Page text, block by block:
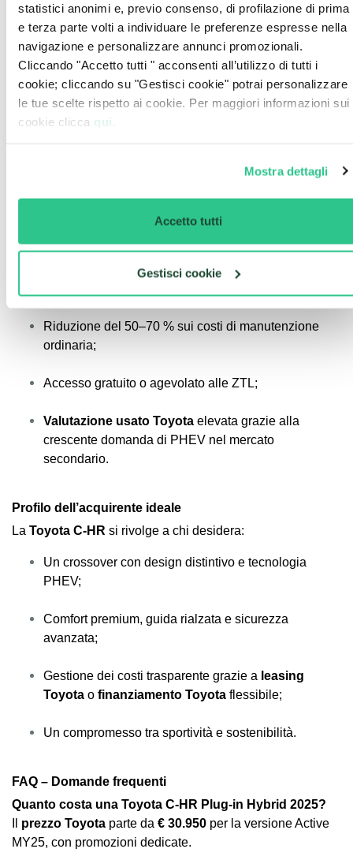
statistici anonimi e, previo consenso, di profilazione di prima
e terza parte volti a individuare le preferenze espresse nella
navigazione e personalizzare annunci promozionali.
Cliccando "Accetto tutti " acconsenti all’utilizzo di tutti i
cookie; cliccando su "Gestisci cookie" potrai personalizzare
le tue scelte rispetto ai cookie. Per maggiori informazioni sui
cookie clicca qui.
Mostra dettagli
Accetto tutti
Gestisci cookie
CarPlanner – Offerte Toyota 2025
Per un approfondimento sulle versioni compatte:
Toyota Yaris Cross 2025:
SUV ibrido urbano
Toyota Aygo X 2025 : city crossover agile e accessibile
riduce notevolmente i costi di
carburante, potendo viaggiare quotidianamente in modalità
Esenzione o sconto del bollo (fino a 5 anni in alcune
Riduzione del 50–70 % sui costi di manutenzione
ordinaria;
Accesso gratuito o agevolato alle ZTL;
Valutazione usato Toyota elevata grazie alla
crescente domanda di PHEV nel mercato
secondario.
Profilo dell’acquirente ideale
La Toyota C-HR si rivolge a chi desidera:
Un crossover con design distintivo e tecnologia
PHEV;
Comfort premium, guida rialzata e sicurezza
avanzata;
Gestione dei costi trasparente grazie a leasing
Toyota o finanziamento Toyota flessibile;
Un compromesso tra sportività e sostenibilità.
FAQ – Domande frequenti
Quanto costa una Toyota C-HR Plug-in Hybrid 2025?
prezzo Toyota parte da € 30.950 per la versione Active
MY25, con promozioni dedicate.